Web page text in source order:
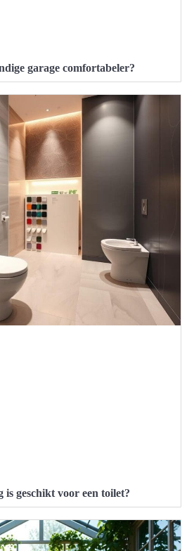
garage comfortabeler?
geschikt voor een toilet?